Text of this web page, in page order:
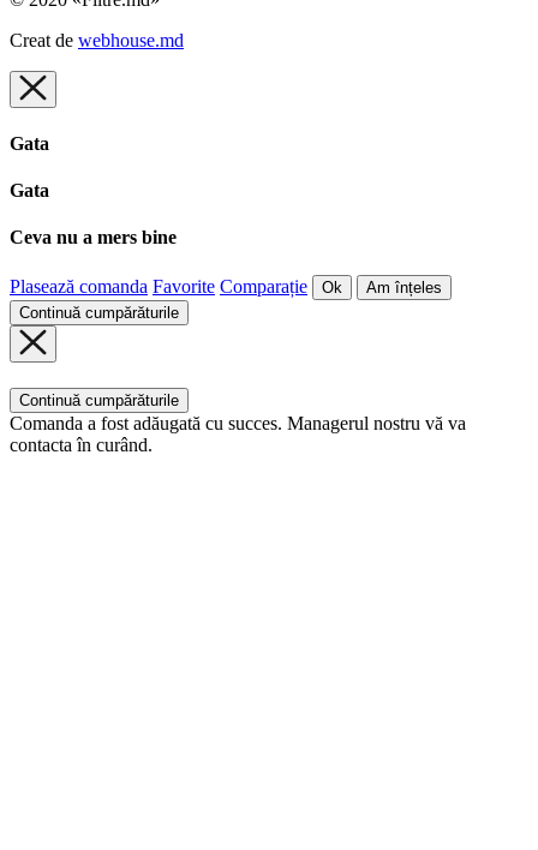
Creat de webhouse.md
Gata
Gata
Ceva nu a mers bine
Plasează comanda Favorite Comparație Ok
Am înțeles
Continuă cumpărăturile
Continuă cumpărăturile
Comanda a fost adăugată cu succes. Managerul nostru vă va
contacta în curând.